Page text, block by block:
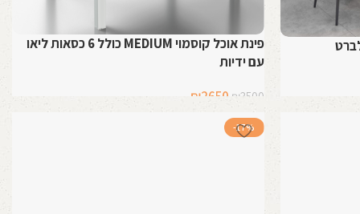
פינת אוכל קוסמוי MEDIUM כולל 6 כסאות ליאו
עם ידיות
₪3500
המחיר
המקורי
היה:
₪2650
הנוכחי בחר אפשרויות
-17%